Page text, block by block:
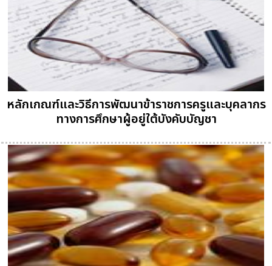
หลักเกณฑ์และวิธีการพัฒนาข้าราชการครูและบุคลากร
ทางการศึกษาผู้อยู่ใต้บังคับบัญชา